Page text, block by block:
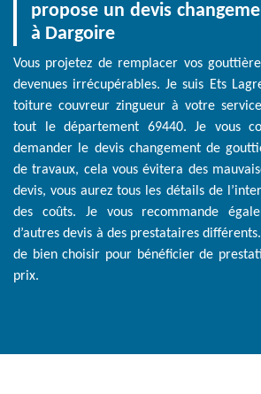
propose un devis
à Dargoire
Vous projetez de remplacer vos
devenues irrécupérables. Je suis Ets
toiture couvreur zingueur à votre
tout le département 69440. Je vous
demander le devis changement de
de travaux, cela vous évitera des
devis, vous aurez tous les détails de
des coûts. Je vous recommande
d’autres devis à des prestataires
de bien choisir pour bénéficier de
prix.